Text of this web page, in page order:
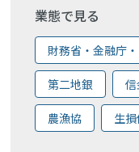
業態で見る
財務省・金融庁
第二地銀 信
農漁協 生損